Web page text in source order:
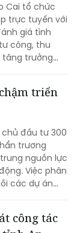
Cai tổ chức
trực tuyến với
giá tình
công, thu
tăng trưởng
triển kinh tế -
triển
chủ đầu tư 300
trương
nguồn lực
Việc phân
các dự án
đô
công tác